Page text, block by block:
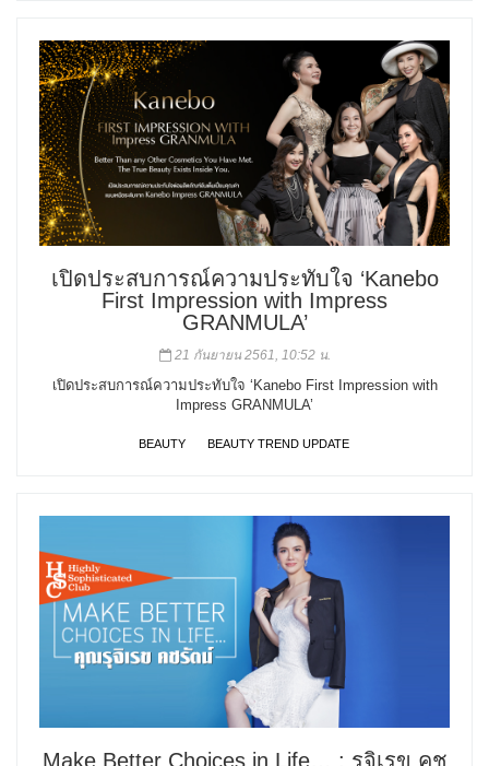
เปิดประสบการณ์ความประทับใจ ‘Kanebo
First Impression with Impress
GRANMULA’
21 กันยายน 2561, 10:52 น.
เปิดประสบการณ์ความประทับใจ ‘Kanebo First Impression with
Impress GRANMULA’
BEAUTY BEAUTY TREND UPDATE
Make Better Choices in Life… : รุจิเรข คช